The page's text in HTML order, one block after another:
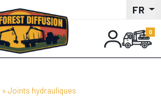
FR
Joints hydrauliques